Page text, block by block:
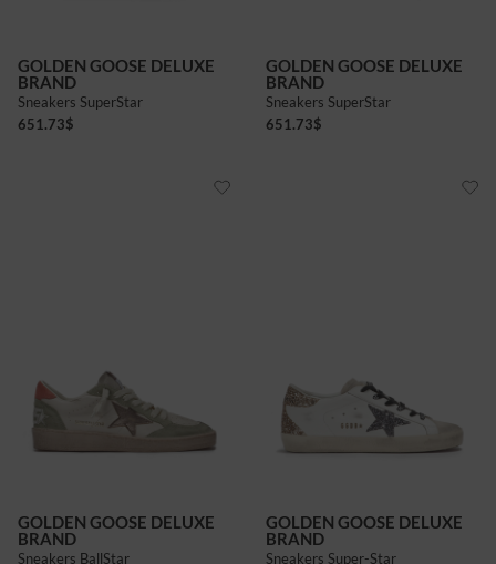
GOLDEN GOOSE DELUXE
BRAND
Sneakers SuperStar
651.73$
GOLDEN GOOSE DELUXE
BRAND
Sneakers SuperStar
651.73$
GOLDEN GOOSE DELUXE
BRAND
Sneakers BallStar
GOLDEN GOOSE DELUXE
BRAND
Sneakers Super-Star